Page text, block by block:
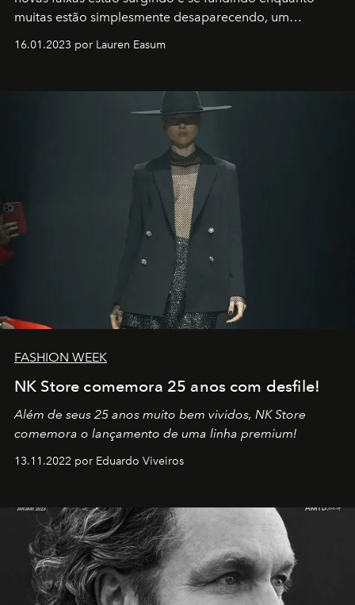
muitas estão simplesmente desaparecendo, um
transportador AMTD abrindo caminho para muitos
por propósitos, com um claro senso de missão na vida e
16.01.2023 por Lauren Easum
FASHION WEEK
NK Store comemora 25 anos com desfile!
Além de seus 25 anos muito bem vividos, NK Store
comemora o lançamento de uma linha premium!
13.11.2022 por Eduardo Viveiros